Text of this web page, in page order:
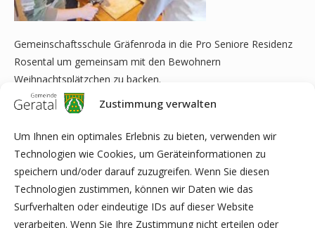
Zustimmung verwalten
Um Ihnen ein optimales Erlebnis zu bieten, verwenden wir
Technologien wie Cookies, um Geräteinformationen zu
speichern und/oder darauf zuzugreifen. Wenn Sie diesen
Technologien zustimmen, können wir Daten wie das
Surfverhalten oder eindeutige IDs auf dieser Website
verarbeiten. Wenn Sie Ihre Zustimmung nicht erteilen oder
Gemeinschaftsschule Gräfenroda in die Pro Seniore Residenz
Rosental um gemeinsam mit den Bewohnern
Weihnachtsplätzchen zu backen.
Die Bewohner unterstützten die Schüler tatkräftig bei der
Fleischwolf. Begehrt waren gleichermaßen die fertig
gebackenen Plätzchen, doch es gab zunächst nur eine kleine
Kostprobe.
Die Plätzchen dürfen sich die Bewohnerinnen und Bewohner